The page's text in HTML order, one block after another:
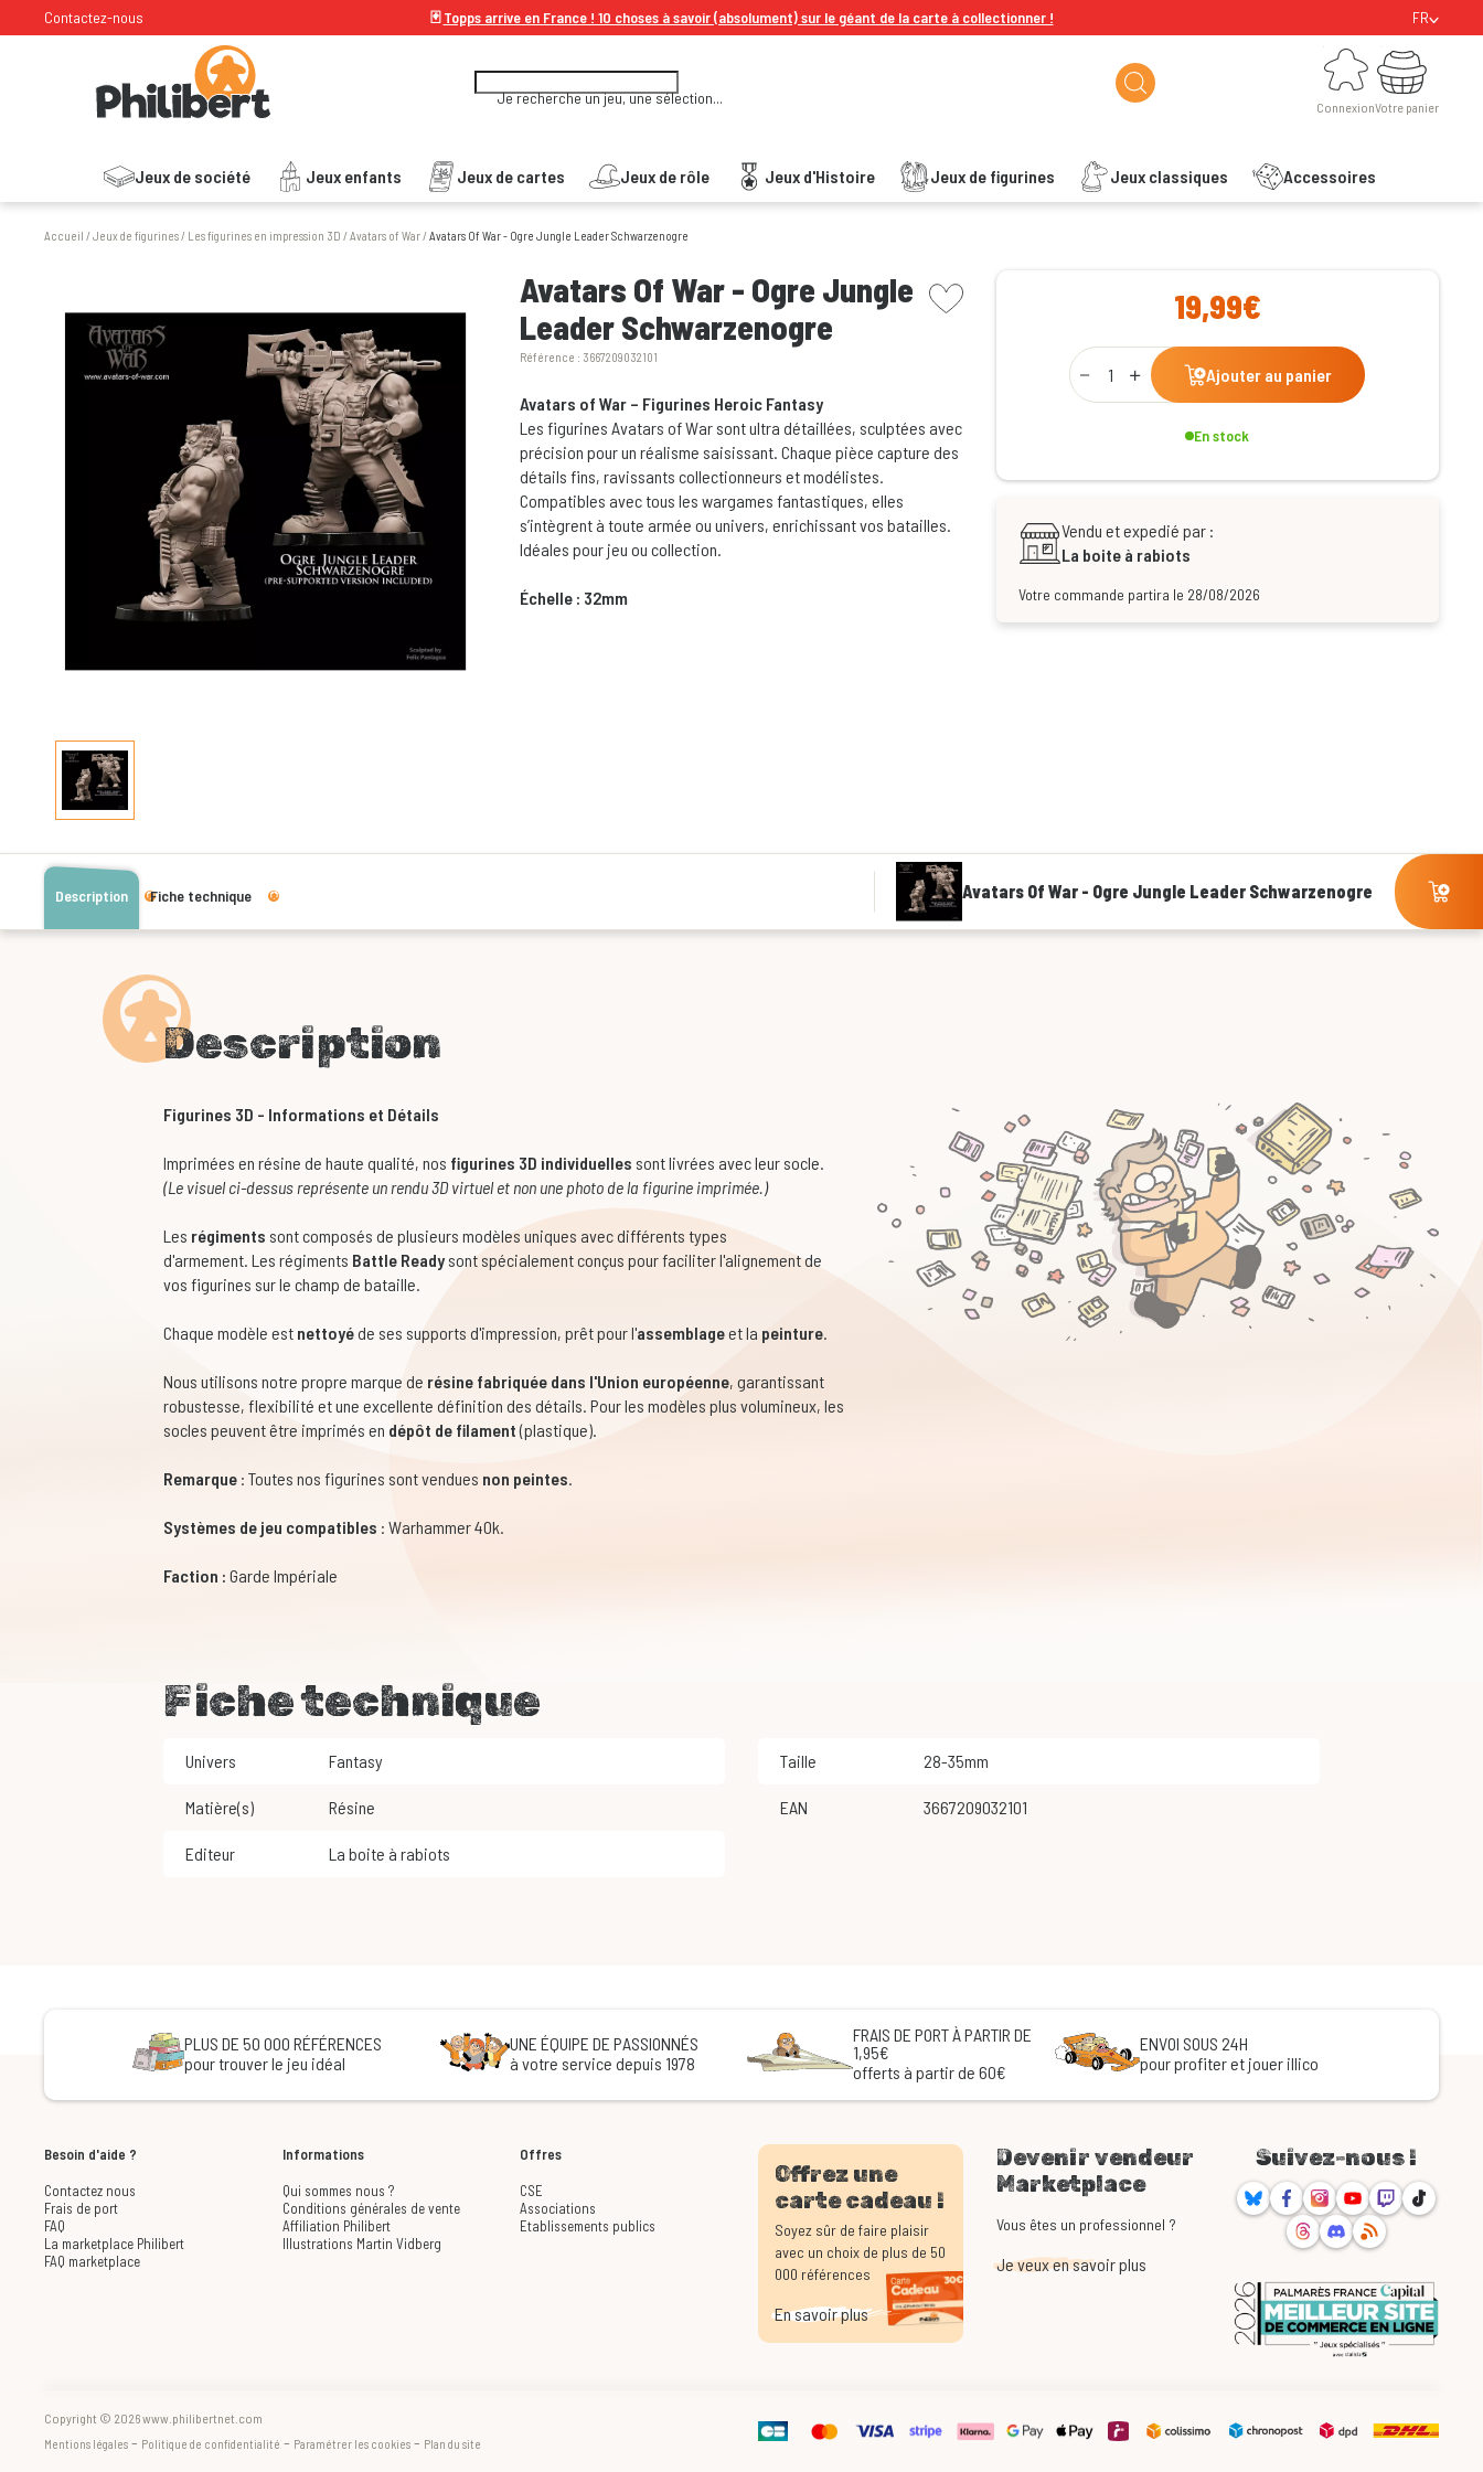
Contactez-nous 🃏Topps arrive en France ! 10 choses à savoir (absolument) sur le géant de la carte à collectionner ! FR
Je recherche un jeu, une sélection...
Connexion
Connexion
Jeux de société Jeux enfants Jeux de cartes Jeux de rôle Jeux d'Histoire Jeux de figurines Jeux classiques Accessoires
Votre panier
Votre panier
Accueil /Jeux de figurines/ Les figurines en impression 3D /Avatars of War/Avatars Of War - Ogre Jungle Leader Schwarzenogre
Avatars Of War - Ogre Jungle
Leader Schwarzenogre
Référence : 3667209032101
picto wishlist
Avatars of War – Figurines Heroic Fantasy
Les figurines Avatars of War sont ultra détaillées, sculptées avec
précision pour un réalisme saisissant. Chaque pièce capture des
détails fins, ravissants collectionneurs et modélistes.
Compatibles avec tous les wargames fantastiques, elles
s’intègrent à toute armée ou univers, enrichissant vos batailles.
Idéales pour jeu ou collection.
Échelle : 32mm
19,99€
Qty
Ajouter au panier
En stock
Vendu et expedié par :
La boite à rabiots
Votre commande partira le 28/08/2026
Description Fiche technique Avatars Of War - Ogre Jungle Leader Schwarzenogre
Description
Figurines 3D - Informations et Détails
Imprimées en résine de haute qualité, nos figurines 3D individuelles sont livrées avec leur socle.
(Le visuel ci-dessus représente un rendu 3D virtuel et non une photo de la figurine imprimée.)
Les régiments sont composés de plusieurs modèles uniques avec différents types
d'armement. Les régiments Battle Readysont spécialement conçus pour faciliter l'alignement de
vos figurines sur le champ de bataille.
Chaque modèle est nettoyéde ses supports d'impression, prêt pour l'assemblageet la peinture.
Nous utilisons notre propre marque de résine fabriquée dans l'Union européenne, garantissant
robustesse, flexibilité et une excellente définition des détails. Pour les modèles plus volumineux, les
socles peuvent être imprimés en dépôt de filament(plastique).
Remarque: Toutes nos figurines sont vendues non peintes.
Systèmes de jeu compatibles : Warhammer 40k.
Faction : Garde Impériale
Fiche technique
Univers Fantasy Taille 28-35mm
Matière(s) Résine EAN 3667209032101
Editeur La boite à rabiots
PLUS DE 50 000 RÉFÉRENCES
pour trouver le jeu idéal
UNE ÉQUIPE DE PASSIONNÉS
à votre service depuis 1978
FRAIS DE PORT À PARTIR DE
1,95€
offerts à partir de 60€
ENVOI SOUS 24H
pour profiter et jouer illico
Besoin d'aide ?
Contactez nous
Frais de port
FAQ
La marketplace Philibert
FAQ marketplace
Informations
Qui sommes nous ?
Conditions générales de vente
Affiliation Philibert
Illustrations Martin Vidberg
Offres
CSE
Associations
Etablissements publics
Offrez une
carte cadeau !
Soyez sûr de faire plaisir
avec un choix de plus de 50
000 références
En savoir plus
Devenir vendeur
Marketplace
Vous êtes un professionnel ?
Je veux en savoir plus
Suivez-nous !
BlueskyFacebookInstagram
YoutubeTwitchTikTok
ThreadsDiscord
RSS
Copyright © 2026 www.philibertnet.com
Mentions légales - Politique de confidentialité - Paramétrer les cookies - Plan du site